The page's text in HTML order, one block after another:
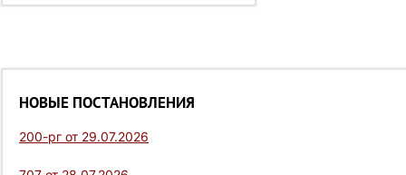
НОВЫЕ ПОСТАНОВЛЕНИЯ
200-рг от 29.07.2026